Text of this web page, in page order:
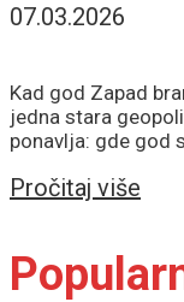
07.03.2026
Kad god Zapad
jedna stara
ponavlja: gde god
Pročitaj više